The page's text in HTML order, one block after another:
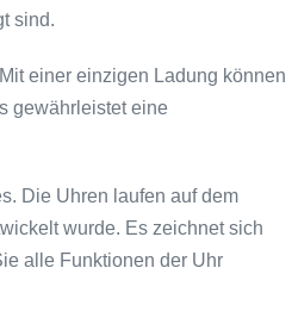
sind.
einer einzigen Ladung können
gewährleistet eine
Die Uhren laufen auf dem
wurde. Es zeichnet sich
alle Funktionen der Uhr